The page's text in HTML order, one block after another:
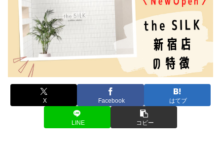
X Facebook はてブ
LINE コピー